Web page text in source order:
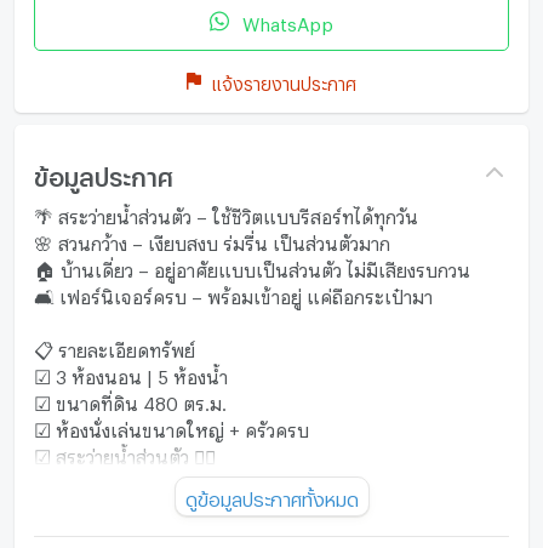
WhatsApp
แจ้งรายงานประกาศ
ข้อมูลประกาศ
🌴 สระว่ายน้ำส่วนตัว – ใช้ชีวิตแบบรีสอร์ทได้ทุกวัน
🌸 สวนกว้าง – เงียบสงบ ร่มรื่น เป็นส่วนตัวมาก
🏠 บ้านเดี่ยว – อยู่อาศัยแบบเป็นส่วนตัว ไม่มีเสียงรบกวน
🛋️ เฟอร์นิเจอร์ครบ – พร้อมเข้าอยู่ แค่ถือกระเป๋ามา
📋 รายละเอียดทรัพย์
☑ 3 ห้องนอน | 5 ห้องน้ำ
☑ ขนาดที่ดิน 480 ตร.ม.
☑ ห้องนั่งเล่นขนาดใหญ่ + ครัวครบ
☑ สระว่ายน้ำส่วนตัว 🏊‍♀️
🔌 เครื่องใช้ไฟฟ้าครบ
ดูข้อมูลประกาศทั้งหมด